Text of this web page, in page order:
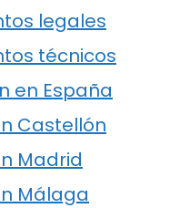
legales
técnicos
en España
Castellón
Madrid
Málaga